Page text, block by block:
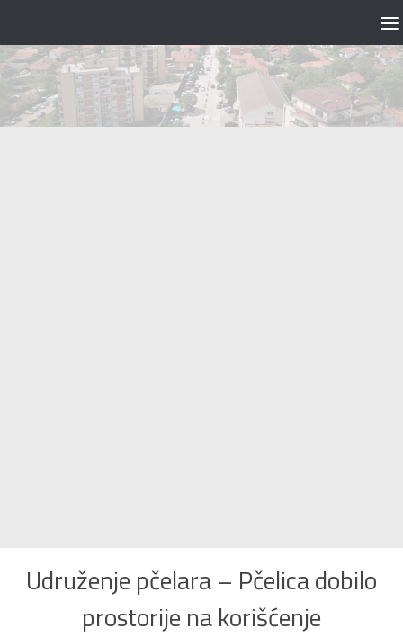
Udruženje pčelara – Pčelica dobilo
prostorije na korišćenje